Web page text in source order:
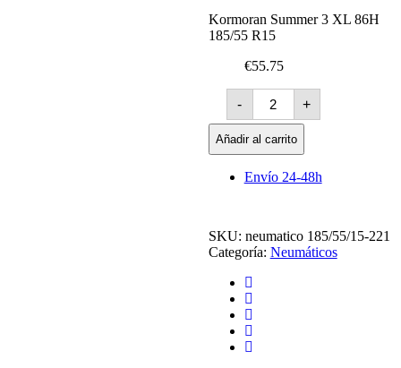
Kormoran Summer 3 XL 86H
185/55 R15
€55.75
-
KORMORAN
Summer
3
XL
-86H
+
Añadir al carrito
Envío 24-48h
SKU: neumatico 185/55/15-221
Categoría: Neumáticos